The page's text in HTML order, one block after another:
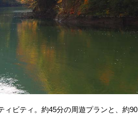
ィビティ。約45分の周遊プランと、約90